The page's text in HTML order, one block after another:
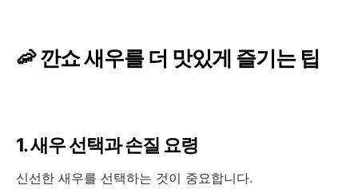
🦐 깐쇼 새우를 더 맛있게 즐기는 팁
1. 새우 선택과 손질 요령
신선한 새우를 선택하는 것이 중요합니다.